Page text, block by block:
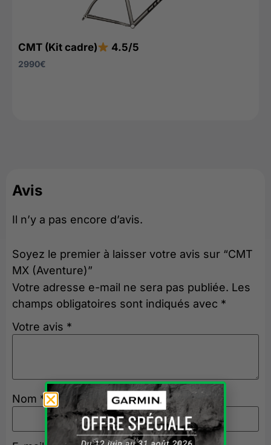
CMT (Kit cadre) 4.5/5
2990€
Avis
Il n’y a pas encore d’avis.
Soyez le premier à laisser votre avis sur “CMT
MX (Aventure)”
Votre adresse e-mail ne sera pas publiée. Les
champs obligatoires sont indiqués avec *
Votre avis *
Nom *